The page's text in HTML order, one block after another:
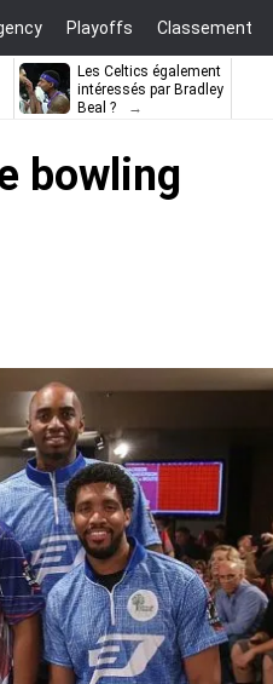
Playoffs Classement
Les Celtics également
intéressés par Bradley
Beal ?
bowling